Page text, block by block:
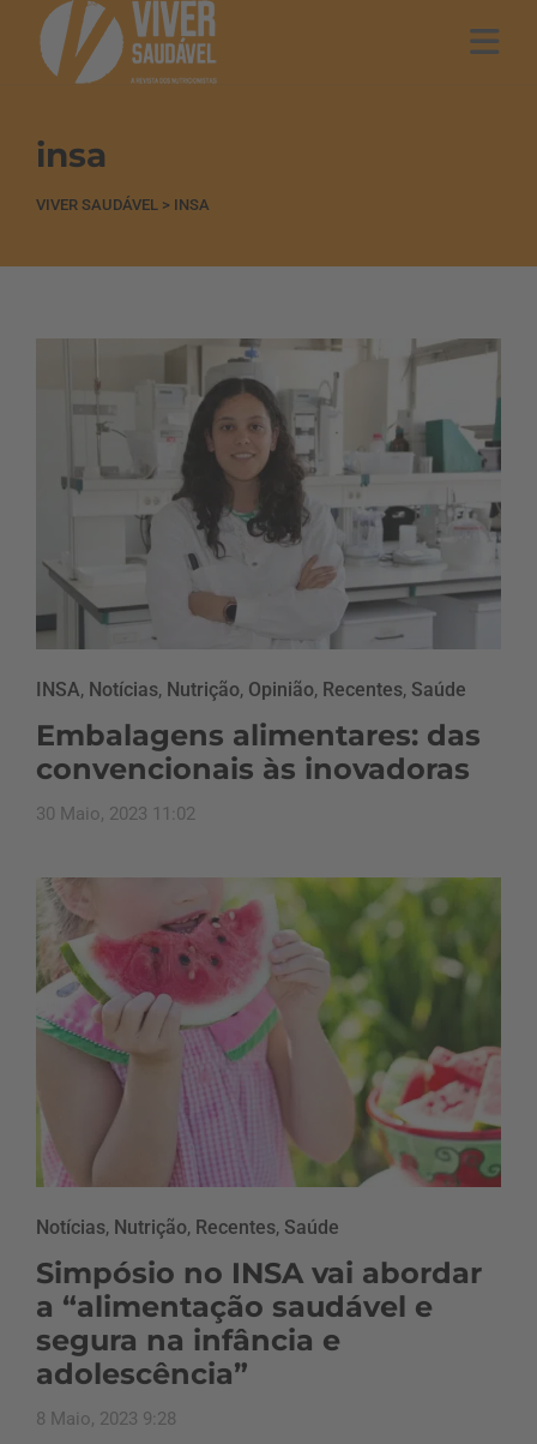
insa
VIVER SAUDÁVEL > INSA
INSA, Notícias, Nutrição, Opinião, Recentes, Saúde
Embalagens alimentares: das
convencionais às inovadoras
30 Maio, 2023 11:02
Notícias, Nutrição, Recentes, Saúde
Simpósio no INSA vai abordar
a “alimentação saudável e
segura na infância e
adolescência”
8 Maio, 2023 9:28